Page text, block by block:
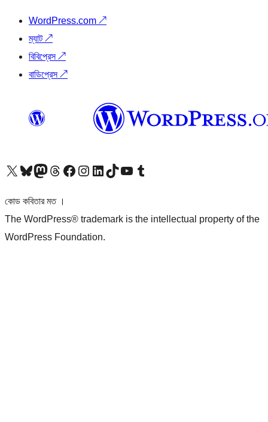
WordPress.com ↗
ম্যাট↗
বিবিপ্রেস↗
বাডিপ্রেস↗
আমাদের X (আগের টুইটার) অ্যাকাউন্টে যানআমাদের Bluesky অ্যাকাউন্টটি দেখুনআমাদের মাস্টোডন অ্যাকাউন্টটি দেখুনআমাদের থ্রেডস অ্যাকাউন্টটি দেখুনআমাদের ফেসবুক পেজ দেখুনআমাদের ইন্সটাগ্রাম অ্যাকাউন্ট দেখুনআমাদের লিঙ্কডইন অ্যাকাউন্টে যানআমাদের TikTok অ্যাকাউন্টটি দেখুনআমাদের ইউটিউব চ্যানেলে যান আমাদের টাম্বলার অ্যাকাউন্ট দেখুন
কোড কবিতার মত ।
The WordPress® trademark is the intellectual property of the
WordPress Foundation.